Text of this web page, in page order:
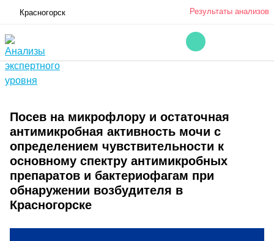
Красногорск Результаты анализов
Посев на микрофлору и остаточная
антимикробная активность мочи с
определением чувствительности к
основному спектру антимикробных
препаратов и бактериофагам при
обнаружении возбудителя в
Красногорске